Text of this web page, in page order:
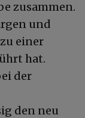
zusammen.
und
einer
hat.
der
den neu